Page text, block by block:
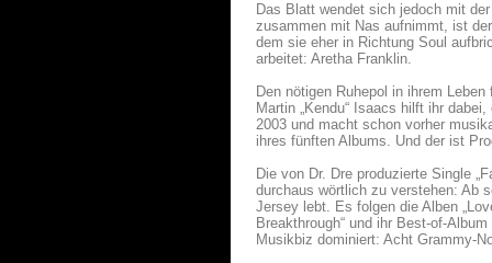
Das Blatt wendet sich jedoch mit
zusammen mit Nas aufnimmt, ist
dem sie eher in Richtung Soul
arbeitet: Aretha Franklin.
Den nötigen Ruhepol in ihrem
Martin „Kendu“ Isaacs hilft ihr
2003 und macht schon vorher
ihres fünften Albums. Und der ist
Die von Dr. Dre produzierte Single
durchaus wörtlich zu verstehen: Ab
Jersey lebt. Es folgen die Alben
Breakthrough“ und ihr Best-of-
Musikbiz dominiert: Acht Grammy-